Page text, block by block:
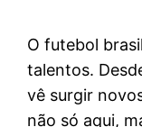
O futebol
talentos.
vê surgir
não só aqui,